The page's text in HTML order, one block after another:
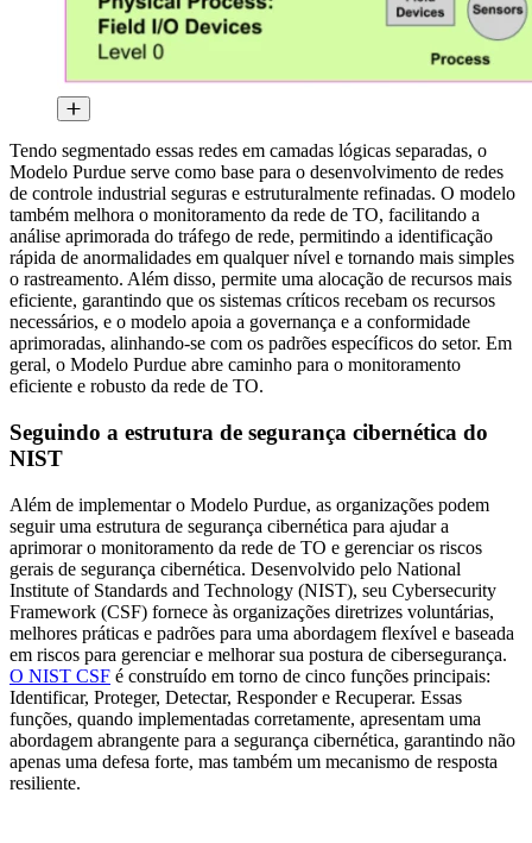
Tendo segmentado essas redes em camadas lógicas separadas, o
Modelo Purdue serve como base para o desenvolvimento de redes
de controle industrial seguras e estruturalmente refinadas. O modelo
também melhora o monitoramento da rede de TO, facilitando a
análise aprimorada do tráfego de rede, permitindo a identificação
rápida de anormalidades em qualquer nível e tornando mais simples
o rastreamento. Além disso, permite uma alocação de recursos mais
eficiente, garantindo que os sistemas críticos recebam os recursos
necessários, e o modelo apoia a governança e a conformidade
aprimoradas, alinhando-se com os padrões específicos do setor. Em
geral, o Modelo Purdue abre caminho para o monitoramento
eficiente e robusto da rede de TO.
Seguindo a estrutura de segurança cibernética do
NIST
Além de implementar o Modelo Purdue, as organizações podem
seguir uma estrutura de segurança cibernética para ajudar a
aprimorar o monitoramento da rede de TO e gerenciar os riscos
gerais de segurança cibernética. Desenvolvido pelo National
Institute of Standards and Technology (NIST), seu Cybersecurity
Framework (CSF) fornece às organizações diretrizes voluntárias,
melhores práticas e padrões para uma abordagem flexível e baseada
em riscos para gerenciar e melhorar sua postura de cibersegurança.
O NIST CSF é construído em torno de cinco funções principais:
Identificar, Proteger, Detectar, Responder e Recuperar. Essas
funções, quando implementadas corretamente, apresentam uma
abordagem abrangente para a segurança cibernética, garantindo não
apenas uma defesa forte, mas também um mecanismo de resposta
resiliente.